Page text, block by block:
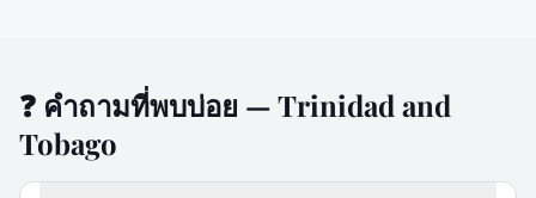
❓ คำถามที่พบบ่อย — Trinidad and
Tobago